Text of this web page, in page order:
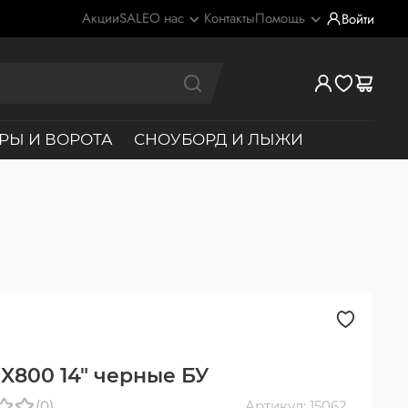
АкцииSALEО нас КонтактыПомощь Войти
И ВОРОТА СНОУБОРД И ЛЫЖИ
14" черные БУ